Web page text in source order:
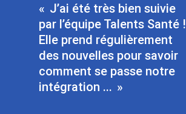
J’ai été très bien suivie
par l’équipe Talents Santé !
Elle prend régulièrement
des nouvelles pour savoir
comment se passe notre
intégration ...